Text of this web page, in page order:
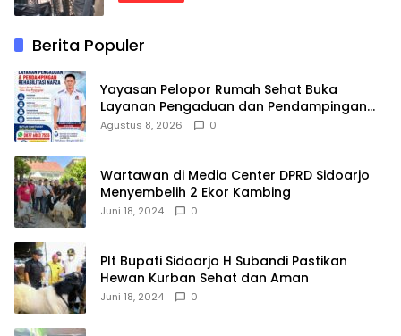
Berita Populer
Yayasan Pelopor Rumah Sehat Buka
Layanan Pengaduan dan Pendampingan
Rehabilitasi NAPZA 24 Jam
Agustus 8, 2026 0
Wartawan di Media Center DPRD Sidoarjo
Menyembelih 2 Ekor Kambing
Juni 18, 2024 0
Plt Bupati Sidoarjo H Subandi Pastikan
Hewan Kurban Sehat dan Aman
Juni 18, 2024 0